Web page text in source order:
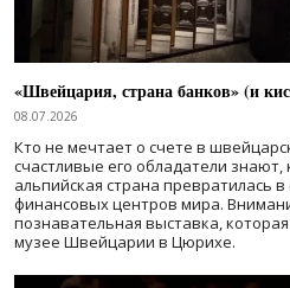
«Швейцария, страна банков» (и
08.07.2026
Кто не мечтает о счете в
счастливые его обладатели
альпийская страна превратилась
финансовых центров мира.
познавательная выставка,
музее Швейцарии в Цюрихе.